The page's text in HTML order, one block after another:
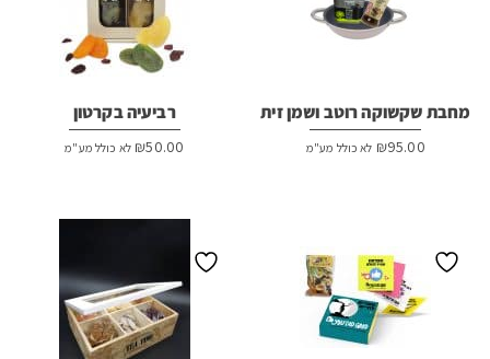
מחבת שקשוקה רוטב ושמן זית
₪95.00 לא כולל מע"מ
רביעיה בקרטון
₪50.00 לא כולל מע"מ